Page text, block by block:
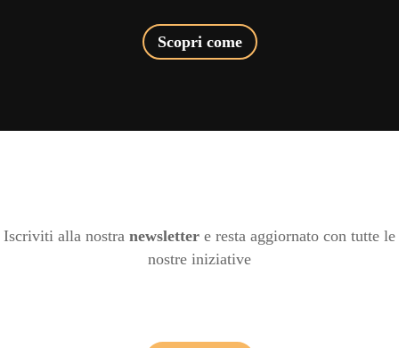
Scopri come
Iscriviti alla nostra newsletter e resta aggiornato con tutte le
nostre iniziative